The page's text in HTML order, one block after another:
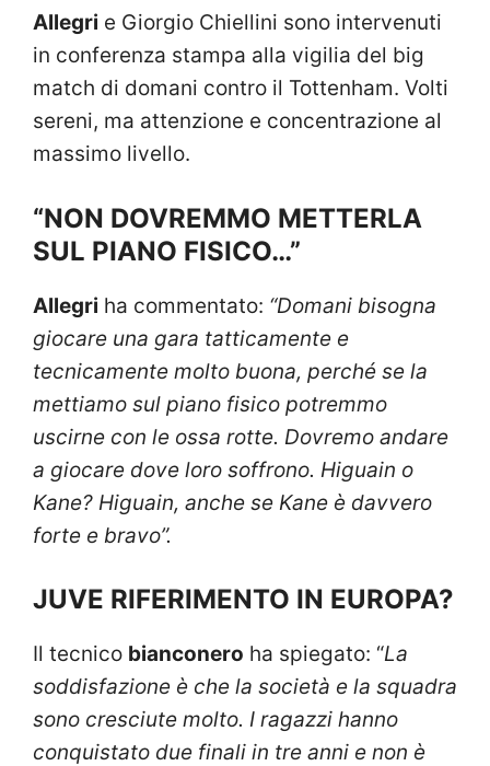
Allegri e Giorgio Chiellini sono intervenuti
in conferenza stampa alla vigilia del big
match di domani contro il Tottenham. Volti
sereni, ma attenzione e concentrazione al
massimo livello.
“NON DOVREMMO METTERLA
SUL PIANO FISICO…”
Allegri ha commentato: “Domani bisogna
giocare una gara tatticamente e
tecnicamente molto buona, perché se la
mettiamo sul piano fisico potremmo
uscirne con le ossa rotte. Dovremo andare
a giocare dove loro soffrono. Higuain o
Kane? Higuain, anche se Kane è davvero
forte e bravo”.
JUVE RIFERIMENTO IN EUROPA?
Il tecnico bianconero ha spiegato: “La
soddisfazione è che la società e la squadra
sono cresciute molto. I ragazzi hanno
conquistato due finali in tre anni e non è